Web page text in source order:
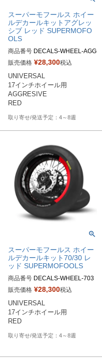
スーパーモフールス ホイー
ルデカールキットアグレッ
シブ レッド SUPERMOFO
OLS
商品番号 DECALS-WHEEL-AGG
-RB
RES-RB
販売価格 ¥28,300税込
UNIVERSAL
17インチホイール用
AGGRESIVE
4～8週
スーパーモフールス ホイー
ルデカールキット70/30 レ
ッド SUPERMOFOOLS
商品番号 DECALS-WHEEL-703
0-RB
-RB
販売価格 ¥28,300税込
UNIVERSAL
17インチホイール用
4～8週